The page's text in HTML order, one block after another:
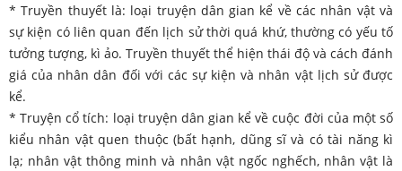
* Truyền thuyết là: loại truyện dân gian kể về các nhân vật và
sự kiện có liên quan đến lịch sử thời quá khứ, thường có yếu tố
tưởng tượng, kì ảo. Truyền thuyết thể hiện thái độ và cách đánh
giá của nhân dân đối với các sự kiện và nhân vật lịch sử được
kể.
* Truyện cổ tích: loại truyện dân gian kể về cuộc đời của một số
kiểu nhân vật quen thuộc (bất hạnh, dũng sĩ và có tài năng kì
lạ; nhân vật thông minh và nhân vật ngốc nghếch, nhân vật là